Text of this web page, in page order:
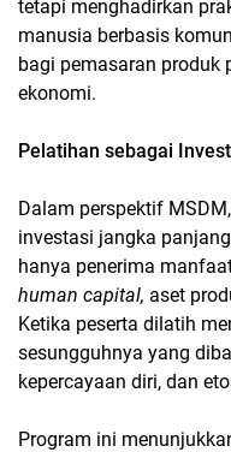
tetapi menghadirkan
manusia berbasis
bagi pemasaran produk
ekonomi.
Pelatihan sebagai
Dalam perspektif
investasi jangka
hanya penerima
human capital, aset
Ketika peserta dilatih
sesungguhnya yang
kepercayaan diri, dan
Program ini